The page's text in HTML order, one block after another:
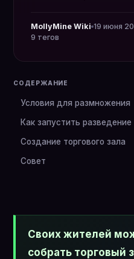
MollyMine Wiki 19 июня
9 тегов
СОДЕРЖАНИЕ
Условия для размножения
Как запустить разведение
Создание торгового зала
Совет
Своих жителей
собрать торговый